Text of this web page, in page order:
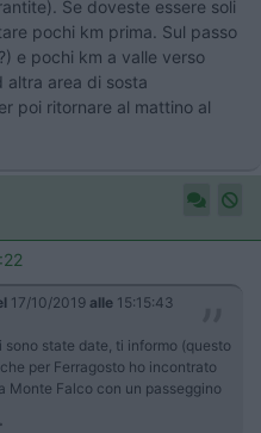
Se doveste essere soli
pochi km prima. Sul passo
e pochi km a valle verso
altra area di sosta
poi ritornare al mattino al
17/10/2019 alle 15:15:43
state date, ti informo (questo
per Ferragosto ho incontrato
Monte Falco con un passeggino